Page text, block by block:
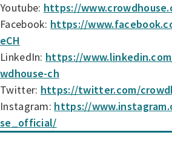
Youtube: https://
Facebook: https://
eCH
LinkedIn: https://
wdhouse-ch
Twitter: https://twitter.com/
Instagram: https://
se_official/